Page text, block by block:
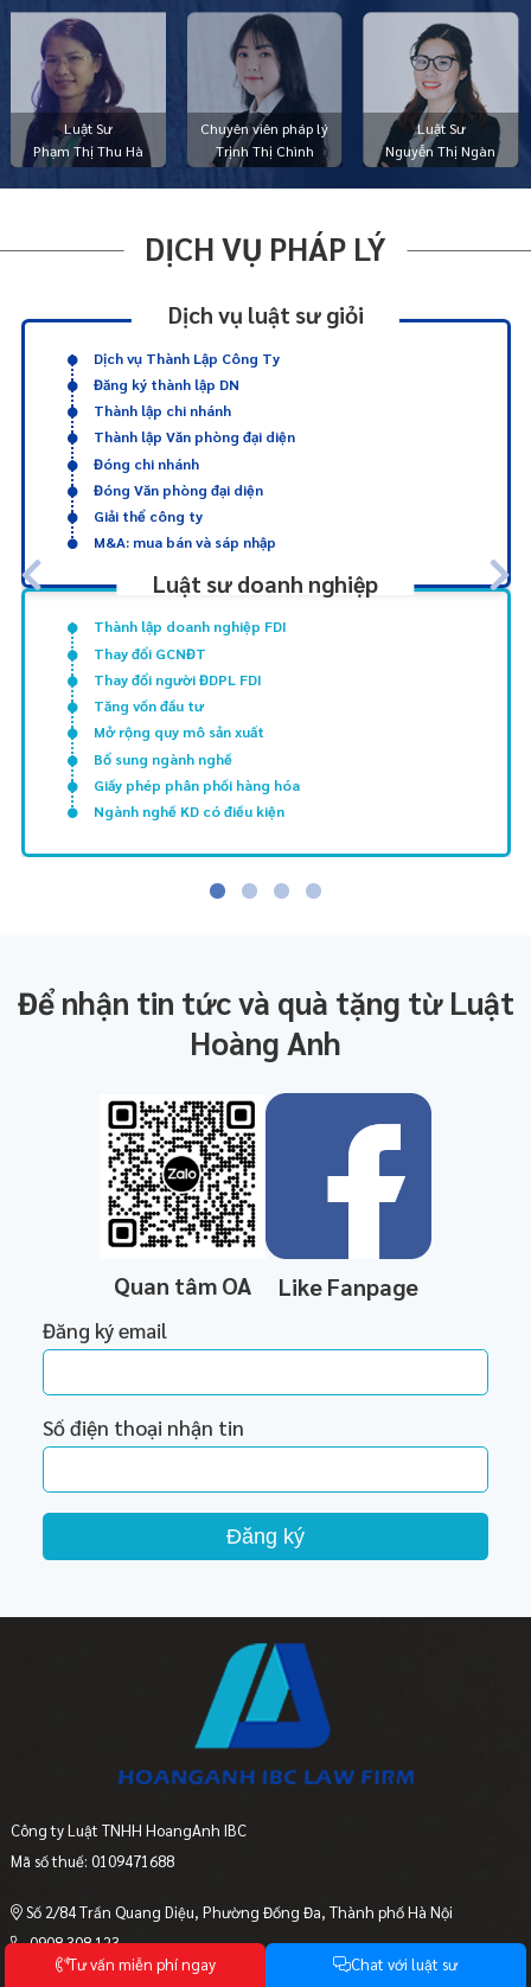
Luật Sư
Phạm Thị Thu Hà
Chuyên viên pháp lý
Trịnh Thị Chình
Luật Sư
Nguyễn Thị Ngàn
DỊCH VỤ PHÁP LÝ
Dịch vụ luật sư giỏi
Dịch vụ Thành Lập Công Ty
Đăng ký thành lập DN
Thành lập chi nhánh
Thành lập Văn phòng đại diện
Đóng chi nhánh
Đóng Văn phòng đại diện
Giải thể công ty
M&A: mua bán và sáp nhập
Luật sư doanh nghiệp
Thành lập doanh nghiệp FDI
Thay đổi GCNĐT
Thay đổi người ĐDPL FDI
Tăng vốn đầu tư
Mở rộng quy mô sản xuất
Bổ sung ngành nghề
Giấy phép phân phối hàng hóa
Ngành nghề KD có điều kiện
Để nhận tin tức và quà tặng từ Luật
Hoàng Anh
Quan tâm OA Like Fanpage
Đăng ký email
Số điện thoại nhận tin
Đăng ký
Công ty Luật TNHH HoangAnh IBC
Mã số thuế: 0109471688
Số 2/84 Trần Quang Diệu, Phường Đống Đa, Thành phố Hà Nội
0908 308 123
luatsu@luathoanganh.vn
Tưvấn miễn phíngay Chat với luật sư